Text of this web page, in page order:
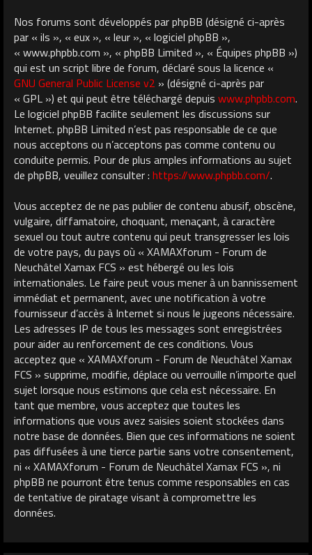
Nos forums sont développés par phpBB (désigné ci-après
par « ils », « eux », « leur », « logiciel phpBB »,
« www.phpbb.com », « phpBB Limited », « Équipes phpBB »)
qui est un script libre de forum, déclaré sous la licence «
GNU General Public License v2 » (désigné ci-après par
« GPL ») et qui peut être téléchargé depuis www.phpbb.com.
Le logiciel phpBB facilite seulement les discussions sur
Internet. phpBB Limited n’est pas responsable de ce que
nous acceptons ou n’acceptons pas comme contenu ou
conduite permis. Pour de plus amples informations au sujet
de phpBB, veuillez consulter : https://www.phpbb.com/.
Vous acceptez de ne pas publier de contenu abusif, obscène,
vulgaire, diffamatoire, choquant, menaçant, à caractère
sexuel ou tout autre contenu qui peut transgresser les lois
de votre pays, du pays où « XAMAXforum - Forum de
Neuchâtel Xamax FCS » est hébergé ou les lois
internationales. Le faire peut vous mener à un bannissement
immédiat et permanent, avec une notification à votre
fournisseur d’accès à Internet si nous le jugeons nécessaire.
Les adresses IP de tous les messages sont enregistrées
pour aider au renforcement de ces conditions. Vous
acceptez que « XAMAXforum - Forum de Neuchâtel Xamax
FCS » supprime, modifie, déplace ou verrouille n’importe quel
sujet lorsque nous estimons que cela est nécessaire. En
tant que membre, vous acceptez que toutes les
informations que vous avez saisies soient stockées dans
notre base de données. Bien que ces informations ne soient
pas diffusées à une tierce partie sans votre consentement,
ni « XAMAXforum - Forum de Neuchâtel Xamax FCS », ni
phpBB ne pourront être tenus comme responsables en cas
de tentative de piratage visant à compromettre les
données.